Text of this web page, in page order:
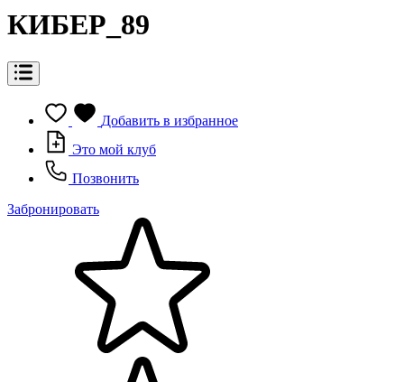
КИБЕР_89
Добавить в избранное
Это мой клуб
Позвонить
Забронировать